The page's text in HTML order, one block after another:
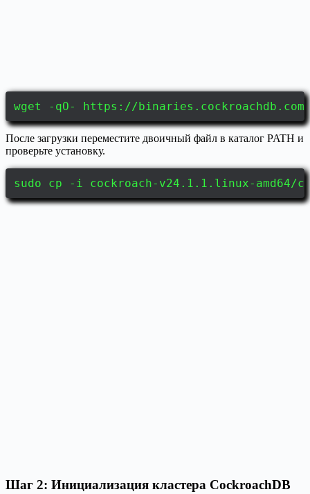
wget -qO- https://
После загрузки переместите двоичный файл в каталог PATH и
проверьте установку.
sudo cp -i cockroach-v24.1.1.linux-
Шаг 2: Инициализация кластера CockroachDB